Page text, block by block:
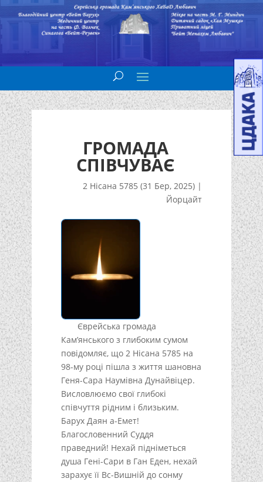
ГРОМАДА
СПІВЧУВАЄ
2 Нісана 5785 (31 Бер, 2025) |
Йорцайт
Єврейська громада
Кам’янського з глибоким сумом
повідомляє, що 2 Нісана 5785 на
98-му році пішла з життя шановна
Геня-Сара Наумівна Дунайвіцер.
Висловлюємо свої глибокі
співчуття рідним і близьким.
Барух Даян а-Емет!
Благословенний Суддя
праведний! Нехай підніметься
душа Гені-Сари в Ган Еден, нехай
зарахує її Вс-Вишній до сонму